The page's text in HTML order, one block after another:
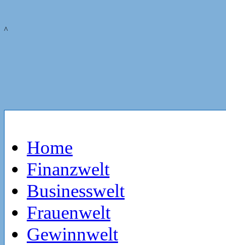
^
Home
Finanzwelt
Businesswelt
Frauenwelt
Gewinnwelt